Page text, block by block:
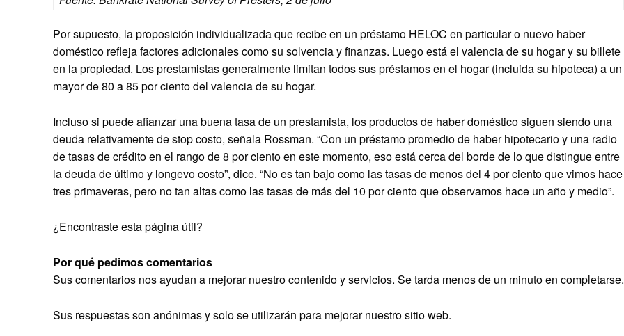
Por supuesto, la proposición individualizada que recibe en un préstamo HELOC en particular o nuevo haber
doméstico refleja factores adicionales como su solvencia y finanzas. Luego está el valencia de su hogar y su billete
en la propiedad. Los prestamistas generalmente limitan todos sus préstamos en el hogar (incluida su hipoteca) a un
mayor de 80 a 85 por ciento del valencia de su hogar.
Incluso si puede afianzar una buena tasa de un prestamista, los productos de haber doméstico siguen siendo una
deuda relativamente de stop costo, señala Rossman. “Con un préstamo promedio de haber hipotecario y una radio
de tasas de crédito en el rango de 8 por ciento en este momento, eso está cerca del borde de lo que distingue entre
la deuda de último y longevo costo”, dice. “No es tan bajo como las tasas de menos del 4 por ciento que vimos hace
tres primaveras, pero no tan altas como las tasas de más del 10 por ciento que observamos hace un año y medio”.
¿Encontraste esta página útil?
Por qué pedimos comentarios
Sus comentarios nos ayudan a mejorar nuestro contenido y servicios. Se tarda menos de un minuto en completarse.
Sus respuestas son anónimas y solo se utilizarán para mejorar nuestro sitio web.